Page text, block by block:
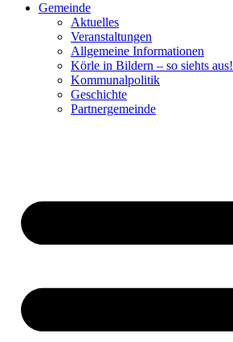
Gemeinde
Aktuelles
Veranstaltungen
Allgemeine Informationen
Körle in Bildern – so siehts aus!
Kommunalpolitik
Geschichte
Partnergemeinde